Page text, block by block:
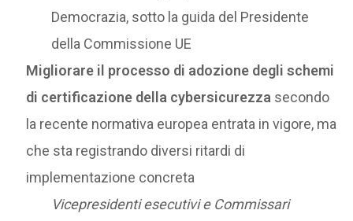
Democrazia, sotto la guida del Presidente
della Commissione UE
Migliorare il processo di adozione degli schemi
di certificazione della cybersicurezza secondo
la recente normativa europea entrata in vigore, ma
che sta registrando diversi ritardi di
implementazione concreta
Vicepresidenti esecutivi e Commissari